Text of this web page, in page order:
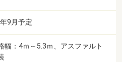
9月予定
幅：4ｍ～5.3ｍ、アスファルト